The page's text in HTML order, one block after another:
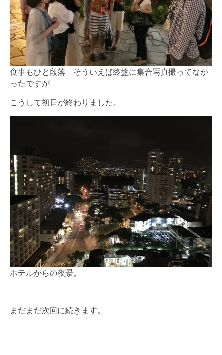
食事もひと段落 そういえば終盤に集合写真撮ってなか
ったですが
こうして初日が終わりました。
ホテルからの夜景。
まだまだ次回に続きます。